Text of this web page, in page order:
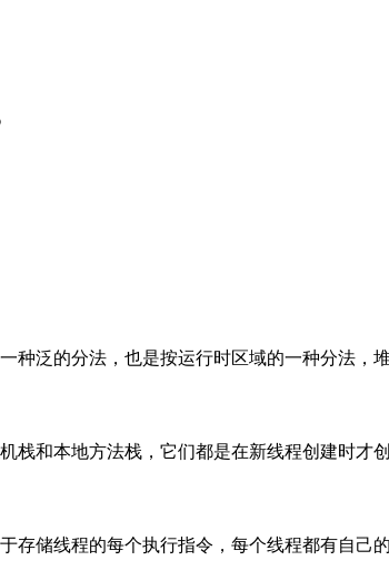
种泛的分法，也是按运行时区域的一种分法，
栈和本地方法栈，它们都是在新线程创建时才创
存储线程的每个执行指令，每个线程都有自己